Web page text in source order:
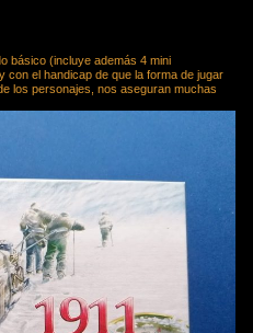
básico (incluye además 4 mini
con el handicap de que la forma de jugar
los personajes, nos aseguran muchas